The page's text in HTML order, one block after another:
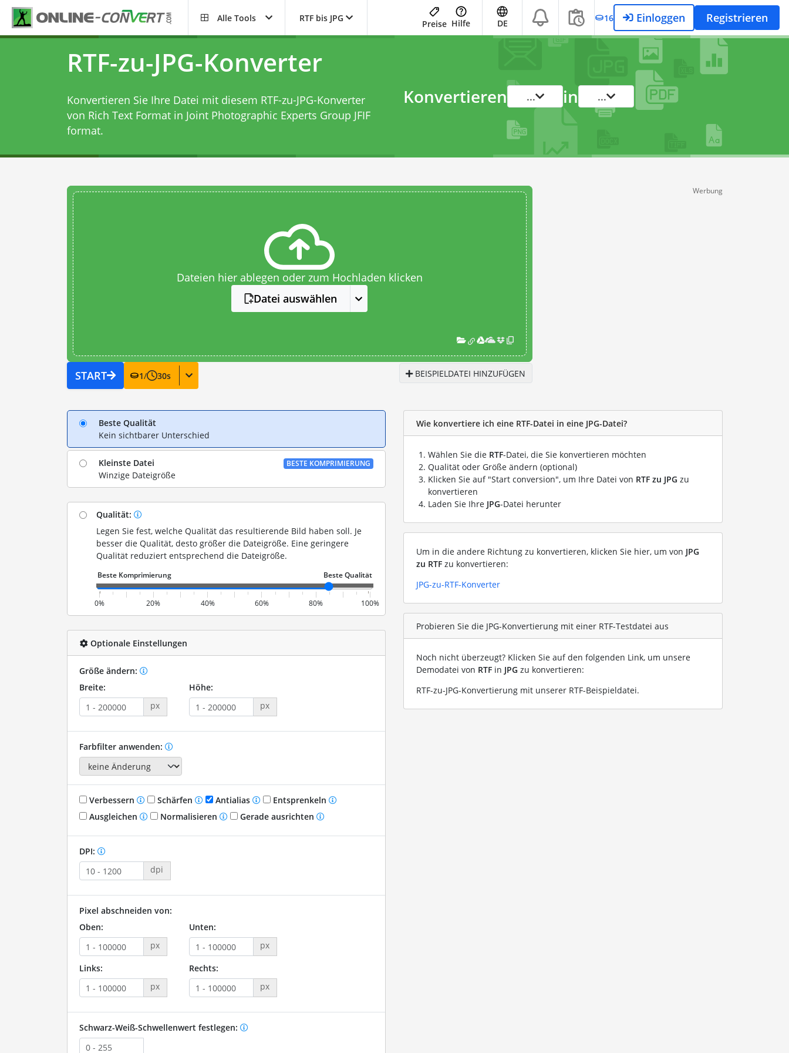
Alle Tools RTF bis JPG
Preise Hilfe DE 16 Einloggen Registrieren
RTF-zu-JPG-Konverter
Konvertieren Sie Ihre Datei mit diesem RTF-zu-JPG-Konverter
von Rich Text Format in Joint Photographic Experts Group JFIF
format.
Konvertieren ... in ...
Dateien hier ablegen oder zum Hochladen klicken
Datei auswählen
START 1/ 30s BEISPIELDATEI HINZUFÜGEN
Werbung
Beste Qualität
Kein sichtbarer Unterschied
Kleinste Datei
Winzige Dateigröße
BESTE KOMPRIMIERUNG
Qualität:
Legen Sie fest, welche Qualität das resultierende Bild haben soll. Je
besser die Qualität, desto größer die Dateigröße. Eine geringere
Qualität reduziert entsprechend die Dateigröße.
0% 20% 40% 60% 80% 100%
Optionale Einstellungen
Größe ändern:
Breite:
px
Höhe:
px
Farbfilter anwenden:
Verbessern Schärfen Antialias
Entsprenkeln
Ausgleichen
Normalisieren Gerade ausrichten
DPI:
dpi
Pixel abschneiden von:
Oben:
px
Unten:
px
Links:
px
Rechts:
px
Schwarz-Weiß-Schwellenwert festlegen:
Wie konvertiere ich eine RTF-Datei in eine JPG-Datei?
Wählen Sie die RTF-Datei, die Sie konvertieren möchten
Qualität oder Größe ändern (optional)
Klicken Sie auf "Start conversion", um Ihre Datei von RTF zu JPG zu
konvertieren
Laden Sie Ihre JPG-Datei herunter
Um in die andere Richtung zu konvertieren, klicken Sie hier, um von JPG
zu RTF zu konvertieren:
JPG-zu-RTF-Konverter
Probieren Sie die JPG-Konvertierung mit einer RTF-Testdatei aus
Noch nicht überzeugt? Klicken Sie auf den folgenden Link, um unsere
Demodatei von RTF in JPG zu konvertieren:
RTF-zu-JPG-Konvertierung mit unserer RTF-Beispieldatei.